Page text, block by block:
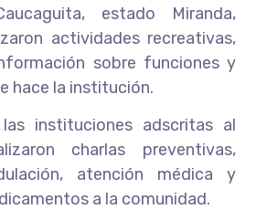
estado Miranda,
actividades recreativas,
sobre funciones y
hace la institución.
instituciones adscritas al
charlas preventivas,
atención médica y
a la comunidad.